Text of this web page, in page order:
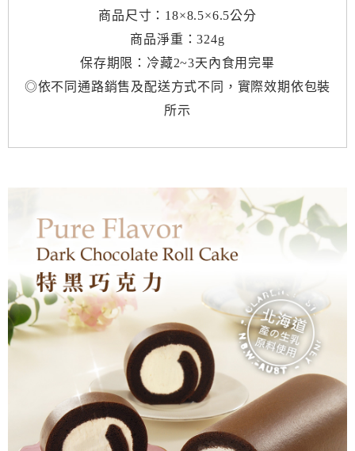
商品尺寸：18×8.5×6.5公分
商品淨重：324g
保存期限：冷藏2~3天內食用完畢
◎依不同通路銷售及配送方式不同，實際效期依包裝
所示